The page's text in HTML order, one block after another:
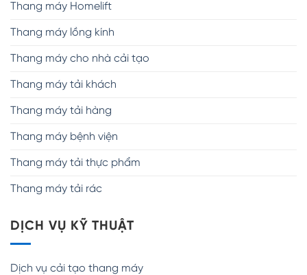
Thang máy Homelift
Thang máy lồng kính
Thang máy cho nhà cải tạo
Thang máy tải khách
Thang máy tải hàng
Thang máy bệnh viện
Thang máy tải thực phẩm
Thang máy tải rác
DỊCH VỤ KỸ THUẬT
Dịch vụ cải tạo thang máy